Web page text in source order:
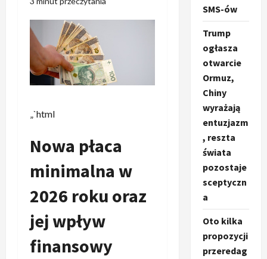
„`html
Nowa płaca
minimalna w
2026 roku oraz
jej wpływ
finansowy
SMS-ów
Trump
ogłasza
otwarcie
Ormuz,
Chiny
wyrażają
entuzjazm
, reszta
świata
pozostaje
sceptyczn
a
Oto kilka
propozycji
przeredag